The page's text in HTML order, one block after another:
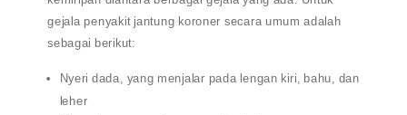
gejala penyakit jantung koroner secara umum adalah
sebagai berikut:
Nyeri dada, yang menjalar pada lengan kiri, bahu, dan
leher